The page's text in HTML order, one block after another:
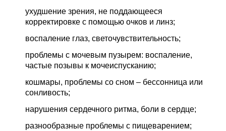
ухудшение зрения, не поддающееся
корректировке с помощью очков и линз;
воспаление глаз, светочувствительность;
проблемы с мочевым пузырем: воспаление,
частые позывы к мочеиспусканию;
кошмары, проблемы со сном – бессонница или
сонливость;
нарушения сердечного ритма, боли в сердце;
разнообразные проблемы с пищеварением;